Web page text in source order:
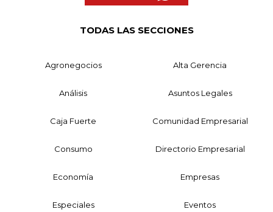
TODAS LAS SECCIONES
Agronegocios Alta Gerencia
Análisis Asuntos Legales
Caja Fuerte Comunidad Empresarial
Consumo Directorio Empresarial
Economía Empresas
Especiales Eventos